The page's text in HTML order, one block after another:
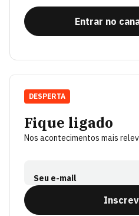
Entrar no
Fique ligado
Nos acontecimentos mais
Seu e-mail
DESPERTA